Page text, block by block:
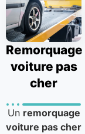
Remorquage
voiture pas
cher
Un remorquage
voiture pas cher